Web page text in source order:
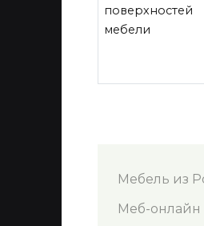
поверхностей
мебели
Мебель из
Меб-онлайн